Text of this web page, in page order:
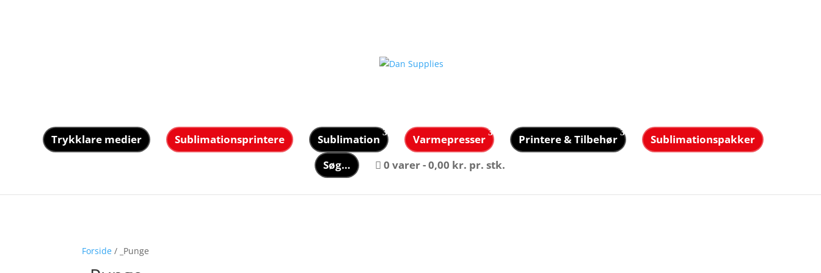
Trykklare medier Sublimationsprintere Sublimation Varmepresser Printere & Tilbehør
Sublimationspakker
Søg…
0 varer 0,00 kr. pr. stk.
Forside / _Punge